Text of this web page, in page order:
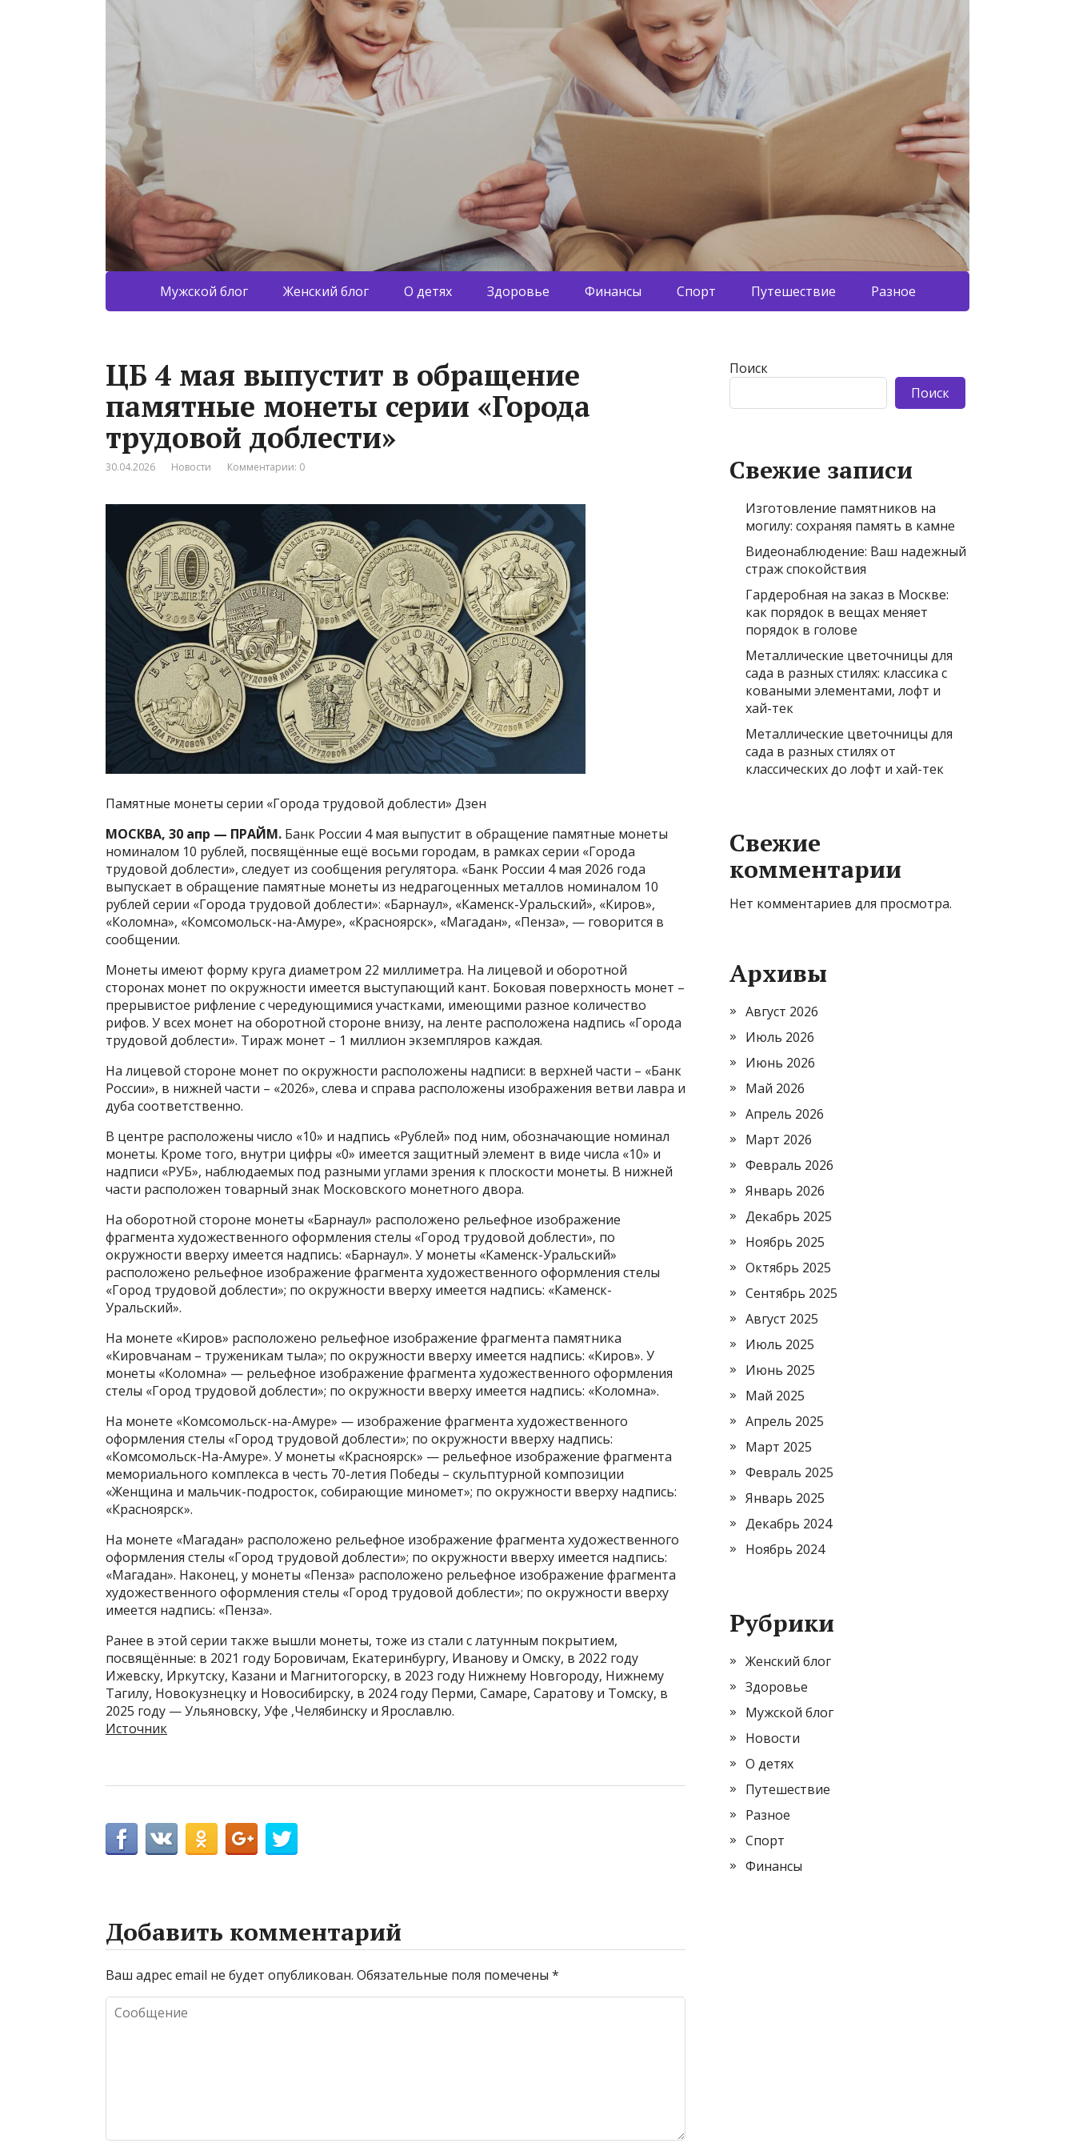
Мужской блог Женский блог О детях Здоровье Финансы Спорт Путешествие Разное
ЦБ 4 мая выпустит в обращение
памятные монеты серии «Города
трудовой доблести»
30.04.2026 Новости Комментарии: 0
Памятные монеты серии «Города трудовой доблести» Дзен
МОСКВА, 30 апр — ПРАЙМ. Банк России 4 мая выпустит в обращение памятные монеты
номиналом 10 рублей, посвящённые ещё восьми городам, в рамках серии «Города
трудовой доблести», следует из сообщения регулятора. «Банк России 4 мая 2026 года
выпускает в обращение памятные монеты из недрагоценных металлов номиналом 10
рублей серии «Города трудовой доблести»: «Барнаул», «Каменск-Уральский», «Киров»,
«Коломна», «Комсомольск-на-Амуре», «Красноярск», «Магадан», «Пенза», — говорится в
сообщении.
Монеты имеют форму круга диаметром 22 миллиметра. На лицевой и оборотной
сторонах монет по окружности имеется выступающий кант. Боковая поверхность монет –
прерывистое рифление с чередующимися участками, имеющими разное количество
рифов. У всех монет на оборотной стороне внизу, на ленте расположена надпись «Города
трудовой доблести». Тираж монет – 1 миллион экземпляров каждая.
На лицевой стороне монет по окружности расположены надписи: в верхней части – «Банк
России», в нижней части – «2026», слева и справа расположены изображения ветви лавра и
дуба соответственно.
В центре расположены число «10» и надпись «Рублей» под ним, обозначающие номинал
монеты. Кроме того, внутри цифры «0» имеется защитный элемент в виде числа «10» и
надписи «РУБ», наблюдаемых под разными углами зрения к плоскости монеты. В нижней
части расположен товарный знак Московского монетного двора.
На оборотной стороне монеты «Барнаул» расположено рельефное изображение
фрагмента художественного оформления стелы «Город трудовой доблести», по
окружности вверху имеется надпись: «Барнаул». У монеты «Каменск-Уральский»
расположено рельефное изображение фрагмента художественного оформления стелы
«Город трудовой доблести»; по окружности вверху имеется надпись: «Каменск-
Уральский».
На монете «Киров» расположено рельефное изображение фрагмента памятника
«Кировчанам – труженикам тыла»; по окружности вверху имеется надпись: «Киров». У
монеты «Коломна» — рельефное изображение фрагмента художественного оформления
стелы «Город трудовой доблести»; по окружности вверху имеется надпись: «Коломна».
На монете «Комсомольск-на-Амуре» — изображение фрагмента художественного
оформления стелы «Город трудовой доблести»; по окружности вверху надпись:
«Комсомольск-На-Амуре». У монеты «Красноярск» — рельефное изображение фрагмента
мемориального комплекса в честь 70-летия Победы – скульптурной композиции
«Женщина и мальчик-подросток, собирающие миномет»; по окружности вверху надпись:
«Красноярск».
На монете «Магадан» расположено рельефное изображение фрагмента художественного
оформления стелы «Город трудовой доблести»; по окружности вверху имеется надпись:
«Магадан». Наконец, у монеты «Пенза» расположено рельефное изображение фрагмента
художественного оформления стелы «Город трудовой доблести»; по окружности вверху
имеется надпись: «Пенза».
Ранее в этой серии также вышли монеты, тоже из стали с латунным покрытием,
посвящённые: в 2021 году Боровичам, Екатеринбургу, Иванову и Омску, в 2022 году
Ижевску, Иркутску, Казани и Магнитогорску, в 2023 году Нижнему Новгороду, Нижнему
Тагилу, Новокузнецку и Новосибирску, в 2024 году Перми, Самаре, Саратову и Томску, в
2025 году — Ульяновску, Уфе ,Челябинску и Ярославлю.
Источник
Добавить комментарий
Ваш адрес email не будет опубликован. Обязательные поля помечены *
Поиск
Поиск
Свежие записи
Изготовление памятников на
могилу: сохраняя память в камне
Видеонаблюдение: Ваш надежный
страж спокойствия
Гардеробная на заказ в Москве:
как порядок в вещах меняет
порядок в голове
Металлические цветочницы для
сада в разных стилях: классика с
коваными элементами, лофт и
хай-тек
Металлические цветочницы для
сада в разных стилях от
классических до лофт и хай-тек
Свежие
комментарии
Нет комментариев для просмотра.
Архивы
Август 2026
Июль 2026
Июнь 2026
Май 2026
Апрель 2026
Март 2026
Февраль 2026
Январь 2026
Декабрь 2025
Ноябрь 2025
Октябрь 2025
Сентябрь 2025
Август 2025
Июль 2025
Июнь 2025
Май 2025
Апрель 2025
Март 2025
Февраль 2025
Январь 2025
Декабрь 2024
Ноябрь 2024
Рубрики
Женский блог
Здоровье
Мужской блог
Новости
О детях
Путешествие
Разное
Спорт
Финансы